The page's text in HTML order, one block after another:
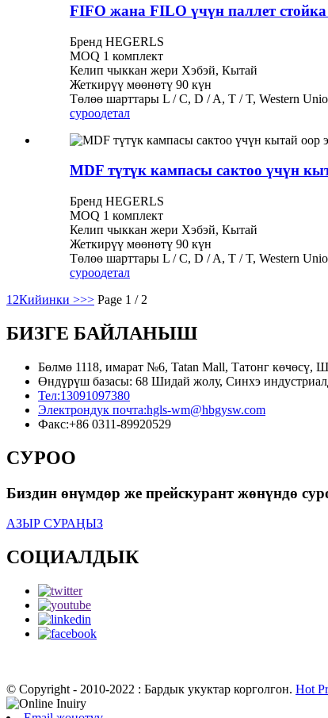
FIFO жана FILO үчүн паллет
Бренд HEGERLS
MOQ 1 комплект
Келип чыккан жери Хэбэй, Кытай
Жеткирүү мөөнөтү 90 күн
Төлөө шарттары L / C, D / A, T / T, Western
суроодетал
MDF түтүк кампасы сактоо үчүн
Бренд HEGERLS
MOQ 1 комплект
Келип чыккан жери Хэбэй, Кытай
Жеткирүү мөөнөтү 90 күн
Төлөө шарттары L / C, D / A, T / T, Western
суроодетал
1 2Кийинки >>> Page 1 / 2
БИЗГЕ БАЙЛАНЫШ
Бөлмө 1118, имарат №6, Tatan Mall, Татонг көчөсү,
Өндүрүш базасы: 68 Шидай жолу, Синхэ
Тел:13091097380
Электрондук почта:hgls-wm@hbgysw.com
Факс:+86 0311-89920529
СУРОО
Биздин өнүмдөр же прейскурант жөнүндө
АЗЫР СУРАҢЫЗ
СОЦИАЛДЫК
© Copyright - 2010-2022 : Бардык укуктар корголгон. Hot